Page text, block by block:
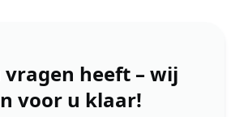
heeft – wij
voor u klaar!